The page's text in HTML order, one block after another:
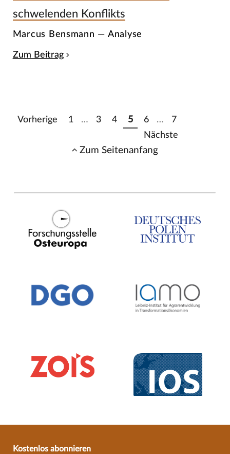
schwelenden Konflikts
Marcus Bensmann — Analyse
Zum Beitrag
Vorherige 1 … 3 4 5 6 …
7
Nächste
Zum Seitenanfang
Kostenlos abonnieren